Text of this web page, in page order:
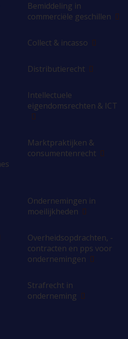
Bemiddeling in
commerciële geschillen
Collect & incasso
Distributierecht
Intellectuele
eigendomsrechten & ICT
Marktpraktijken &
consumentenrecht
Ondernemingen in
moeilijkheden
Overheidsopdrachten, -
contracten en pps voor
ondernemingen
Strafrecht in
onderneming